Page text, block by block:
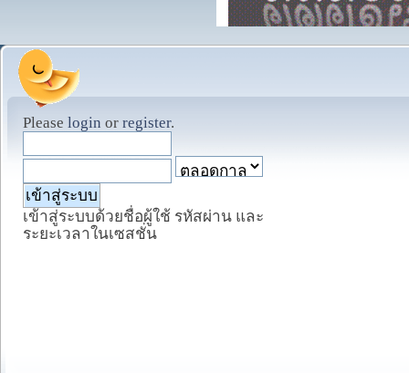
Please login or register.
เข้าสู่ระบบด้วยชื่อผู้ใช้ รหัสผ่าน และ
ระยะเวลาในเซสชั่น